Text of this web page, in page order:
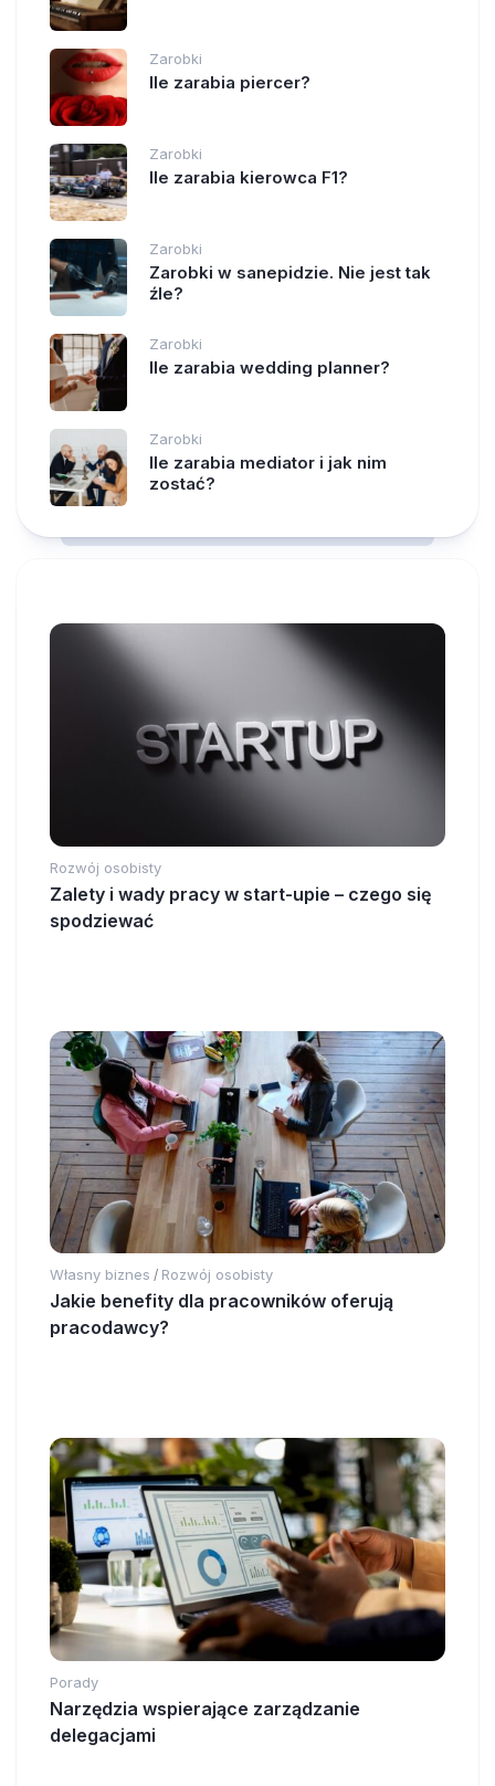
Zarobki
Ile zarabia piercer?
Zarobki
Ile zarabia kierowca F1?
Zarobki
Zarobki w sanepidzie. Nie jest tak
źle?
Zarobki
Ile zarabia wedding planner?
Zarobki
Ile zarabia mediator i jak nim
zostać?
Rozwój osobisty
Zalety i wady pracy w start-upie – czego się
spodziewać
Własny biznes / Rozwój osobisty
Jakie benefity dla pracowników oferują
pracodawcy?
Porady
Narzędzia wspierające zarządzanie
delegacjami